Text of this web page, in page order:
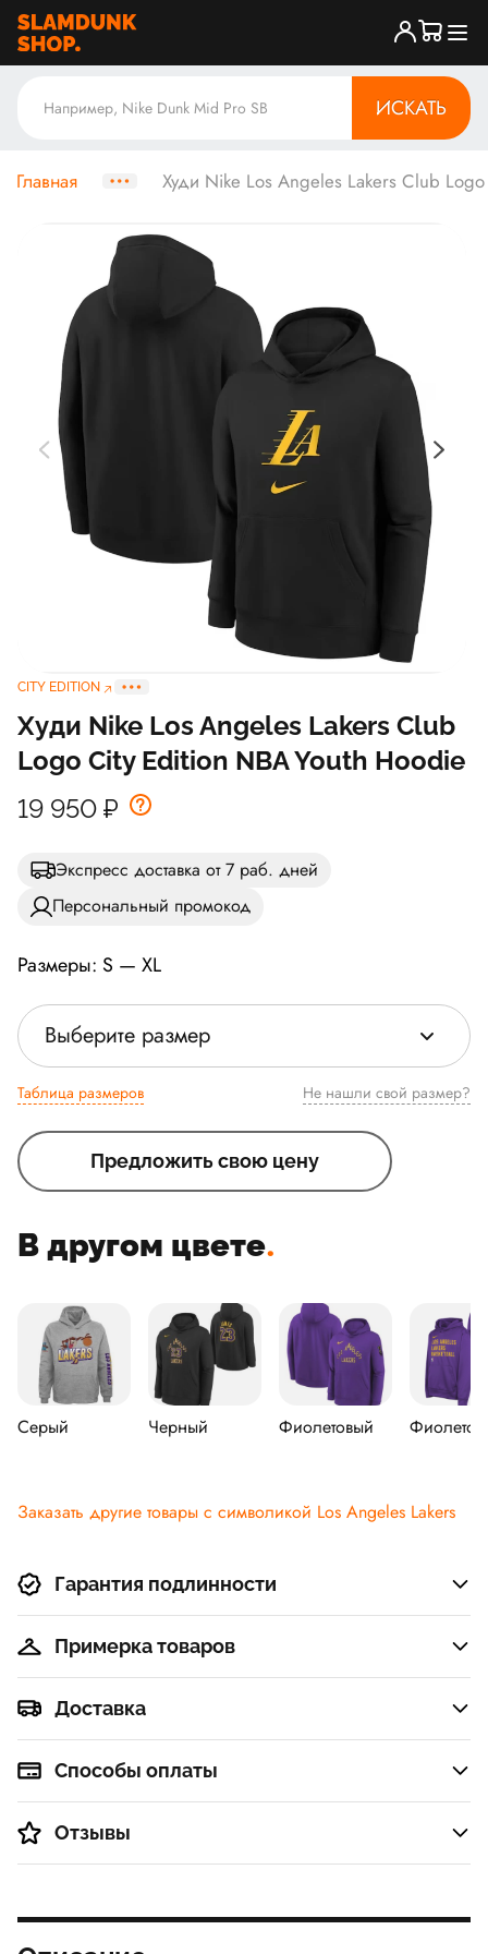
ИСКАТЬ
Главная Худи Nike Los Angeles Lakers Club
CITY EDITION
Худи Nike Los Angeles Lakers Club
Logo City Edition NBA Youth Hoodie
19 950 ₽
Экспресс доставка от 7 раб. дней
Персональный промокод
Размеры: S — XL
Выберите размер
Таблица размеров Не нашли свой размер?
Предложить свою цену
В другом цвете.
Серый Черный Фиолетовый
Заказать другие товары с символикой Los Angeles Lakers
Гарантия подлинности
Примерка товаров
Доставка
Способы оплаты
Отзывы